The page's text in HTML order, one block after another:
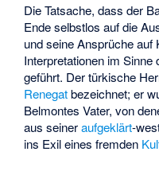
Die Tatsache, dass der
Ende selbstlos auf die
und seine Ansprüche auf
Interpretationen im Sinne
geführt. Der türkische
Renegatbezeichnet; er
Belmontes Vater, von
aus seineraufgeklärt-
ins Exil eines fremden